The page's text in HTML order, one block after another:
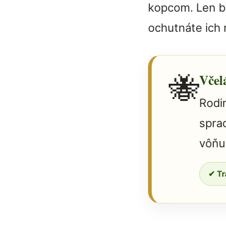
kopcom. Len
ochutnáte ich
🐝
✔